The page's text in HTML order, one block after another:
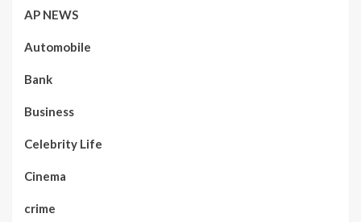
AP NEWS
Automobile
Bank
Business
Celebrity Life
Cinema
crime